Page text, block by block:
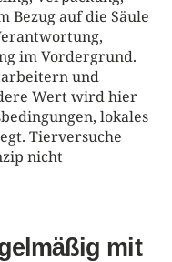
Bezug auf die Säule
im Vordergrund.
und
Wert wird hier
lokales
Tierversuche
nicht
mit